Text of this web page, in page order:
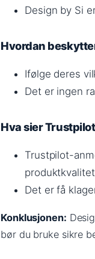
Design by Si
Hvordan
Ifølge deres
Det er ingen
Hva sier
Trustpilot-
Det er få
Konklusjonen:
bør du bruke sikre